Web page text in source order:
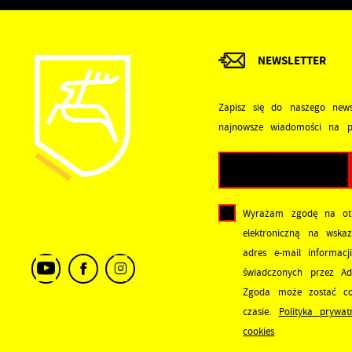
NEWSLETTER
Zapisz się do naszego
najnowsze wiadomości na
Wyrażam zgodę na
elektroniczną na
adres e-mail
świadczonych przez
Zgoda może zostać
czasie. Polityka
cookies